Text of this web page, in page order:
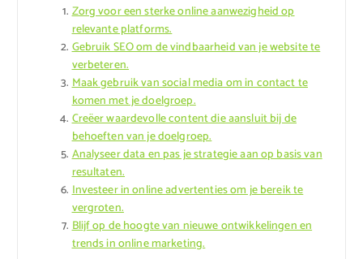
Zorg voor een sterke online aanwezigheid op
relevante platforms.
Gebruik SEO om de vindbaarheid van je website te
verbeteren.
Maak gebruik van social media om in contact te
komen met je doelgroep.
Creëer waardevolle content die aansluit bij de
behoeften van je doelgroep.
Analyseer data en pas je strategie aan op basis van
resultaten.
Investeer in online advertenties om je bereik te
vergroten.
Blijf op de hoogte van nieuwe ontwikkelingen en
trends in online marketing.